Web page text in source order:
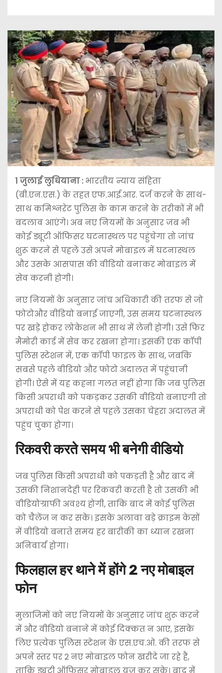
1 जुलाईलुधियाना : भारतीय न्याय संहिता
(बी.एन.एस.) के तहत एफ.आई.आर. दर्ज करने के साथ-
साथ कमिश्नरेट पुलिस के काम करने के तरीकों में भी
बदलाव आएंगे। अब नए नियमों के अनुसार जब भी
कोई ड्यूटी ऑफिसर घटनास्थल पर पहुंचेगा तो जांच
शुरू करने से पहले उसे अपने मोबाइल में घटनास्थल
और उसके आसपास की वीडियो बनाकर मोबाइल में
सेव करनी होगी।
नए नियमों के अनुसार जांच अधिकारी की तरफ से जो
फोटोऔर वीडियो बनाई जाएगी, उस समय घटनास्थल
पर खड़े होकर लोकेशन भी साथ में लेनी होगी। उसे फिर
मैमोरी कार्ड में सेव कर रखना होगा। इसकी एक कॉपी
पुलिस स्टेशन में, एक कॉपी फाइल के साथ, जबकि
सबसे पहले वीडियो और फोटो अदालत में पहुंचानी
होगी। ऐसे में यह कहना गलत नहीं होगा कि जब पुलिस
किसी अपराधी को पकड़कर उसकी वीडियो बनाएगी तो
अपराधी को पेश करने से पहले उसका चेहरा अदालत में
पहुंच चुका होगा।
रिकवरी करते समय भी बनेगी वीडियो
जब पुलिस किसी अपराधी को पकड़ती है और बाद में
उसकी निशानदेही पर रिकवरी करती है तो उसकी भी
वीडियोग्राफी अवश्य होगी, ताकि बाद में कोई पुलिस
को चैलेंज न कर सके। इसके अलावा बड़े क्राइम केसों
में वीडियो बनाते समय हर बारीकी का ध्यान रखना
अनिवार्य होगा।
फिलहाल हर थाने में होंगे 2 नए मोबाइल
फोन
मुलाजिमों को नए नियमों के अनुसार जांच शुरू करने
में और वीडियो बनाने में कोई दिक्कत न आए, इसके
लिए प्रत्येक पुलिस स्टेशन के एस.एच.ओ. की तरफ से
अपने स्तर पर 2 नए मोबाइल फोन खरीदे जा रहे हैं,